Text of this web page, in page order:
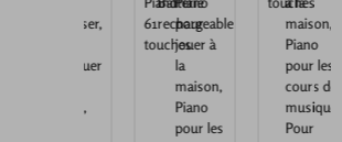
touches
rechargeable
pour
jouer à
maison,
pour les
maison,
pour les
cours de
musique,